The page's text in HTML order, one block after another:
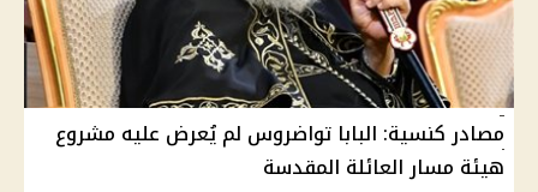
مصادر كنسية: البابا تواضروس لم يُعرض عليه مشروع
هيئة مسار العائلة المقدسة